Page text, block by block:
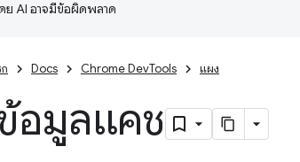
ย AI อาจมีข้อผิดพลาด
Docs Chrome DevTools แผง
อมูลแคช